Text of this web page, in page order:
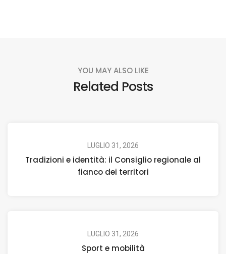
YOU MAY ALSO LIKE
Related Posts
LUGLIO 31, 2026
Tradizioni e identità: il Consiglio regionale al
fianco dei territori
LUGLIO 31, 2026
Sport e mobilità